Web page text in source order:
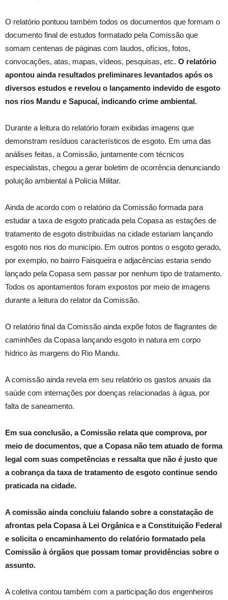
O relatório pontuou também todos os documentos que formam o
documento final de estudos formatado pela Comissão que
somam centenas de páginas com laudos, ofícios, fotos,
convocações, atas, mapas, vídeos, pesquisas, etc. O relatório
apontou ainda resultados preliminares levantados após os
diversos estudos e revelou o lançamento indevido de esgoto
nos rios Mandu e Sapucaí, indicando crime ambiental.
Durante a leitura do relatório foram exibidas imagens que
demonstram resíduos característicos de esgoto. Em uma das
análises feitas, a Comissão, juntamente com técnicos
especialistas, chegou a gerar boletim de ocorrência denunciando
poluição ambiental à Polícia Militar.
Ainda de acordo com o relatório da Comissão formada para
estudar a taxa de esgoto praticada pela Copasa as estações de
tratamento de esgoto distribuídas na cidade estariam lançando
esgoto nos rios do município. Em outros pontos o esgoto gerado,
por exemplo, no bairro Faisqueira e adjacências estaria sendo
lançado pela Copasa sem passar por nenhum tipo de tratamento.
Todos os apontamentos foram expostos por meio de imagens
durante a leitura do relator da Comissão.
O relatório final da Comissão ainda expõe fotos de flagrantes de
caminhões da Copasa lançando esgoto in natura em corpo
hídrico às margens do Rio Mandu.
A comissão ainda revela em seu relatório os gastos anuais da
saúde com internações por doenças relacionadas à água, por
falta de saneamento.
Em sua conclusão, a Comissão relata que comprova, por
meio de documentos, que a Copasa não tem atuado de forma
legal com suas competências e ressalta que não é justo que
a cobrança da taxa de tratamento de esgoto continue sendo
praticada na cidade.
A comissão ainda concluiu falando sobre a constatação de
afrontas pela Copasa à Lei Orgânica e a Constituição Federal
e solicita o encaminhamento do relatório formatado pela
Comissão à órgãos que possam tomar providências sobre o
assunto.
A coletiva contou também com a participação dos engenheiros